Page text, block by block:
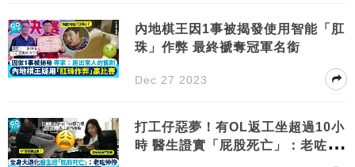
內地棋王因1事被揭發使用智能「肛
珠」作弊 最終褫奪冠軍名銜
Dec 27 2023
打工仔惡夢！有OL返工坐超過10小
時 醫生證實「屁股死亡」：老咗仲